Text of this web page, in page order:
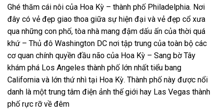
Ghé thăm cái nôi của Hoa Kỳ – thành phố Philadelphia. Nơi
đây có vẻ đẹp giao thoa giữa sự hiện đại và vẻ đẹp cổ xưa
qua những con phố, tòa nhà mang đậm dấu ấn của thời quá
khứ – Thủ đô Washington DC nơi tập trung của toàn bộ các
cơ quan chính quyền đầu não của Hoa Kỳ – Sang bờ Tây
khám phá Los Angeles thành phố lớn nhất tiểu bang
California và lớn thứ nhì tại Hoa Kỳ. Thành phố này được nổi
danh là một trung tâm điện ảnh thế giới hay Las Vegas thành
phố rực rỡ về đêm